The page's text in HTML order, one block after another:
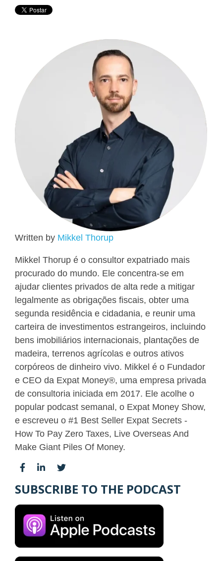
Written by Mikkel Thorup
Mikkel Thorup é o consultor expatriado mais
procurado do mundo. Ele concentra-se em
ajudar clientes privados de alta rede a mitigar
legalmente as obrigações fiscais, obter uma
segunda residência e cidadania, e reunir uma
carteira de investimentos estrangeiros, incluindo
bens imobiliários internacionais, plantações de
madeira, terrenos agrícolas e outros ativos
corpóreos de dinheiro vivo. Mikkel é o Fundador
e CEO da Expat Money®, uma empresa privada
de consultoria iniciada em 2017. Ele acolhe o
popular podcast semanal, o Expat Money Show,
e escreveu o #1 Best Seller Expat Secrets -
How To Pay Zero Taxes, Live Overseas And
Make Giant Piles Of Money.
SUBSCRIBE TO THE PODCAST